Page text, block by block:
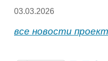
03.03.2026
все новости